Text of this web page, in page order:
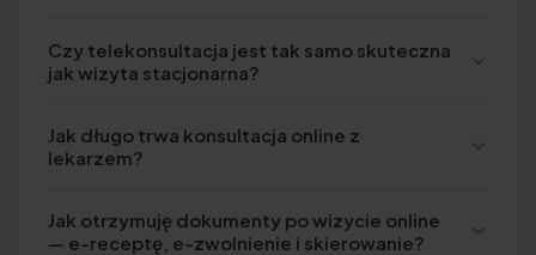
Czy telekonsultacja jest tak samo skuteczna
jak wizyta stacjonarna?
Jak długo trwa konsultacja online z
lekarzem?
Jak otrzymuję dokumenty po wizycie online
— e-receptę, e-zwolnienie i skierowanie?